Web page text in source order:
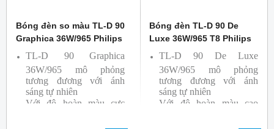
Bóng đèn so màu TL-D 90
Graphica 36W/965 Philips
TL-D 90 Graphica
36W/965 mô phỏng
tương đương với ánh
sáng tự nhiên
Với độ hoàn màu cực
Bóng đèn TL-D 90 De
Luxe 36W/965 T8 Philips
TL-D 90 De Luxe
36W/965 mô phỏng
tương đương với ánh
sáng tự nhiên
Với độ hoàn màu cao